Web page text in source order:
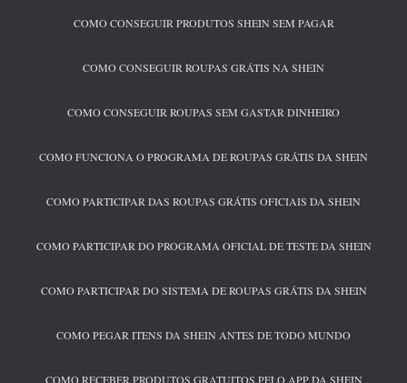
COMO CONSEGUIR PRODUTOS SHEIN SEM PAGAR
COMO CONSEGUIR ROUPAS GRÁTIS NA SHEIN
COMO CONSEGUIR ROUPAS SEM GASTAR DINHEIRO
COMO FUNCIONA O PROGRAMA DE ROUPAS GRÁTIS DA SHEIN
COMO PARTICIPAR DAS ROUPAS GRÁTIS OFICIAIS DA SHEIN
COMO PARTICIPAR DO PROGRAMA OFICIAL DE TESTE DA SHEIN
COMO PARTICIPAR DO SISTEMA DE ROUPAS GRÁTIS DA SHEIN
COMO PEGAR ITENS DA SHEIN ANTES DE TODO MUNDO
COMO RECEBER PRODUTOS GRATUITOS PELO APP DA SHEIN